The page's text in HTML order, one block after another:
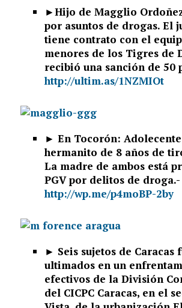
►Hijo de Magglio
por asuntos de drogas. El
tiene contrato con el
menores de los Tigres de
recibió una sanción de 50
http://ultim.as/1NZMIOt
► En Tocorón:
hermanito de 8 años de
La madre de ambos está
PGV por delitos de droga.-
http://wp.me/p4moBP-2by
► Seis sujetos de Caracas
ultimados en un
efectivos de la División
del CICPC Caracas, en el